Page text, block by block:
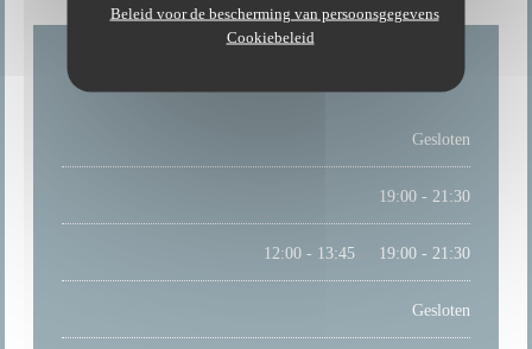
Beleid voor de bescherming van persoonsgegevens
Cookiebeleid
Gesloten
19:00 - 21:30
12:00 - 13:45 19:00 - 21:30
Gesloten